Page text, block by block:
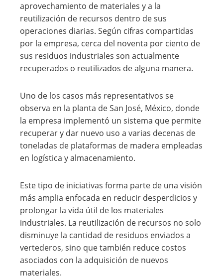
aprovechamiento de materiales y a la
reutilización de recursos dentro de sus
operaciones diarias. Según cifras compartidas
por la empresa, cerca del noventa por ciento de
sus residuos industriales son actualmente
recuperados o reutilizados de alguna manera.
Uno de los casos más representativos se
observa en la planta de San José, México, donde
la empresa implementó un sistema que permite
recuperar y dar nuevo uso a varias decenas de
toneladas de plataformas de madera empleadas
en logística y almacenamiento.
Este tipo de iniciativas forma parte de una visión
más amplia enfocada en reducir desperdicios y
prolongar la vida útil de los materiales
industriales. La reutilización de recursos no solo
disminuye la cantidad de residuos enviados a
vertederos, sino que también reduce costos
asociados con la adquisición de nuevos
materiales.